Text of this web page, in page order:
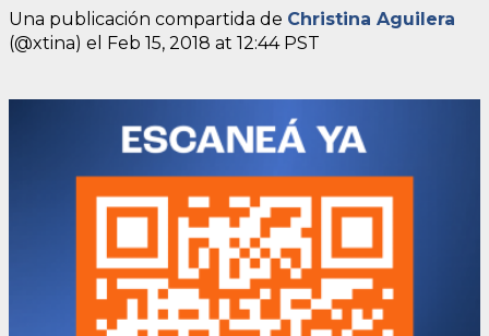
Una publicación compartida de Christina Aguilera
(@xtina) el Feb 15, 2018 at 12:44 PST